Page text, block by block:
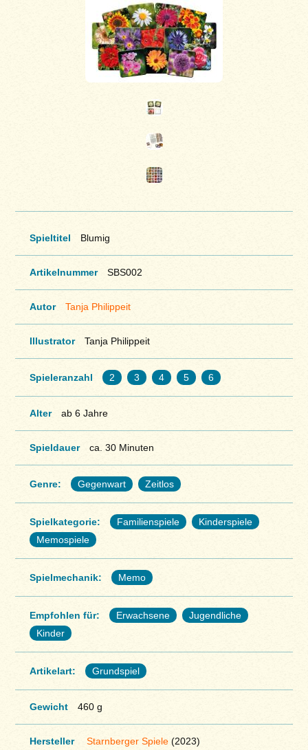
Spieltitel Blumig
Artikelnummer SBS002
Autor Tanja Philippeit
Illustrator Tanja Philippeit
Spieleranzahl 2 3 4 5 6
Alter ab 6 Jahre
Spieldauer ca. 30 Minuten
Genre: Gegenwart Zeitlos
Spielkategorie: Familienspiele
Kinderspiele
Memospiele
Spielmechanik: Memo
Empfohlen für: Erwachsene
Jugendliche
Kinder
Artikelart: Grundspiel
Gewicht 460 g
Hersteller Starnberger Spiele(2023)